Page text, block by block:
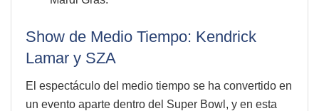
Show de Medio Tiempo: Kendrick
Lamar y SZA
El espectáculo del medio tiempo se ha convertido en
un evento aparte dentro del Super Bowl, y en esta